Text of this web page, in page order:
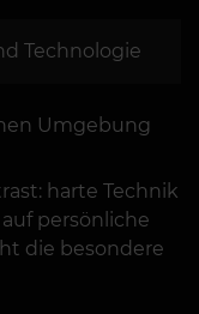
Technologie
Umgebung
harte Technik
persönliche
die besondere